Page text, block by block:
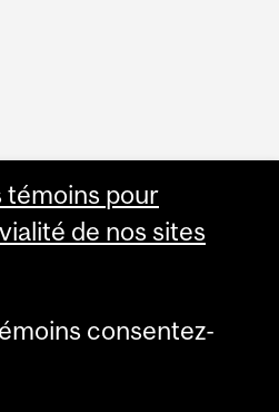
témoins pour
de nos sites
consentez-